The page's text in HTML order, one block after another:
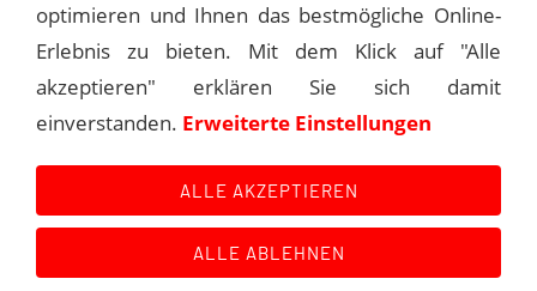
program "The Frank Sinatra Show" on January 31,
1958.
© Andreas Kroniger, Sinatra - The Main Event
Main Event History
optimieren und Ihnen das bestmögliche Online-
Erlebnis zu bieten. Mit dem Klick auf "Alle
akzeptieren" erklären Sie sich damit
einverstanden. Erweiterte Einstellungen
ALLE AKZEPTIEREN
ALLE ABLEHNEN